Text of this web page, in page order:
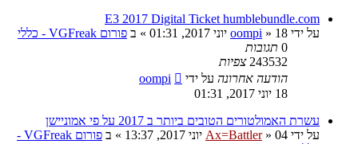
E3 2017 Digital Ticket humblebundle.com
על ידי
oompi » 18 יוני 2017, 01:31 » ב פורום VGFreak - כללי
0 תגובות
243532 צפיות
הודעה אחרונה על ידי
oompi
18 יוני 2017, 01:31
עשרת האמולטורים הטובים ביותר ב 2017 על פי אמוניישן
על ידי
Ax=Battler» 04 יוני 2017, 13:37 » ב
פורום VGFreak -